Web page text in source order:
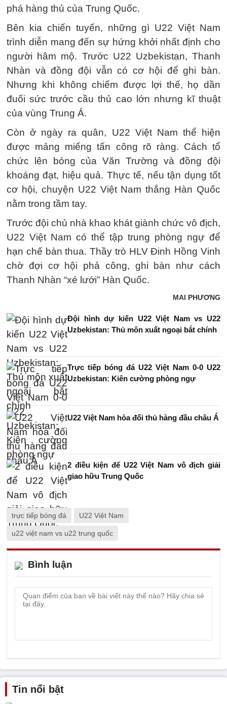
phá hàng thủ của Trung Quốc.
Bên kia chiến tuyến, những gì U22 Việt Nam
trình diễn mang đến sự hứng khởi nhất định cho
người hâm mộ. Trước U22 Uzbekistan, Thanh
Nhàn và đồng đội vẫn có cơ hội để ghi bàn.
Nhưng khi không chiếm được lợi thế, họ dần
đuối sức trước cầu thủ cao lớn nhưng kĩ thuật
của vùng Trung Á.
Còn ở ngày ra quân, U22 Việt Nam thể hiện
được mảng miếng tấn công rõ ràng. Cách tổ
chức lên bóng của Văn Trường và đồng đội
khoáng đạt, hiệu quả. Thực tế, nếu tận dụng tốt
cơ hội, chuyện U22 Việt Nam thắng Hàn Quốc
nằm trong tầm tay.
Trước đội chủ nhà khao khát giành chức vô địch,
U22 Việt Nam có thể tập trung phòng ngự để
hạn chế bàn thua. Thầy trò HLV Đinh Hồng Vinh
chờ đợi cơ hội phả công, ghi bàn như cách
Thanh Nhàn “xé lưới” Hàn Quốc.
MAI PHƯƠNG
Đội hình dự kiến U22 Việt Nam vs U22
Uzbekistan: Thủ môn xuất ngoại bắt chính
Trực tiếp bóng đá U22 Việt Nam 0-0 U22
Uzbekistan: Kiên cường phòng ngự
U22 Việt Nam hòa đối thủ hàng đầu châu Á
2 điều kiện để U22 Việt Nam vô địch giải
giao hữu Trung Quốc
trực tiếp bóng đá U22 Việt Nam
u22 việt nam vs u22 trung quốc
Bình luận
Tin nổi bật